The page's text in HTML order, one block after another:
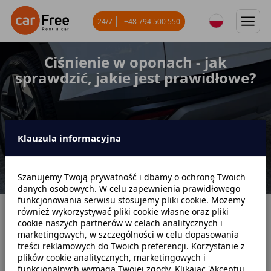
Ciśnienie w oponach - jak
sprawdzić, jakie jest prawidłowe?
24/7 +48 794 500 550
Strona główna Blog
Poradniki samochodowe
Ciśnienie w oponach - jak sprawdzić, jakie jest prawidłowe?
Klauzula informacyjna
Szanujemy Twoją prywatność i dbamy o ochronę Twoich
danych osobowych. W celu zapewnienia prawidłowego
funkcjonowania serwisu stosujemy pliki cookie. Możemy
również wykorzystywać pliki cookie własne oraz pliki
cookie naszych partnerów w celach analitycznych i
marketingowych, w szczególności w celu dopasowania
treści reklamowych do Twoich preferencji. Korzystanie z
plików cookie analitycznych, marketingowych i